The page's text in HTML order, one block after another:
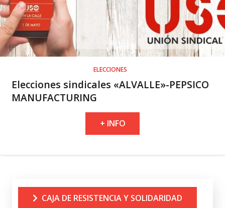
ELECCIONES
Elecciones sindicales «ALVALLE»-PEPSICO
MANUFACTURING
+ INFO
CAJA DE RESISTENCIA Y SOLIDARIDAD